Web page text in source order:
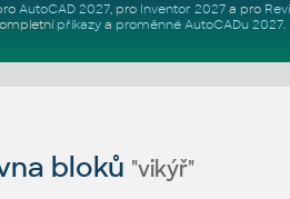
AutoCAD 2027, pro Inventor 2027a pro
příkazya proměnné AutoCADu 2027.
bloků "vikýř"